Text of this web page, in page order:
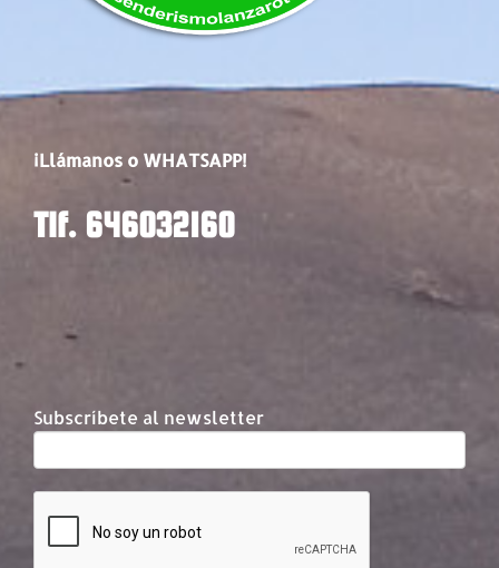
¡Llámanos o WHATSAPP!
Tlf. 646032160
Subscríbete al newsletter